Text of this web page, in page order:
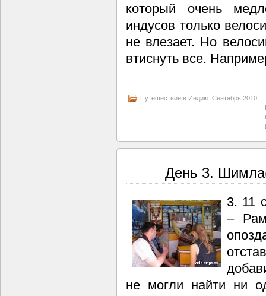
который очень
индусов только
не влезает. Но
втиснуть все.
Путешествие в Индию. Сентябрь 2010.
День 3.
3. 11
–
не могли найти ни